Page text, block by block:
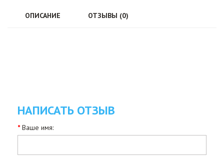
ОПИСАНИЕ ОТЗЫВЫ (0)
НАПИСАТЬ ОТЗЫВ
Ваше имя: